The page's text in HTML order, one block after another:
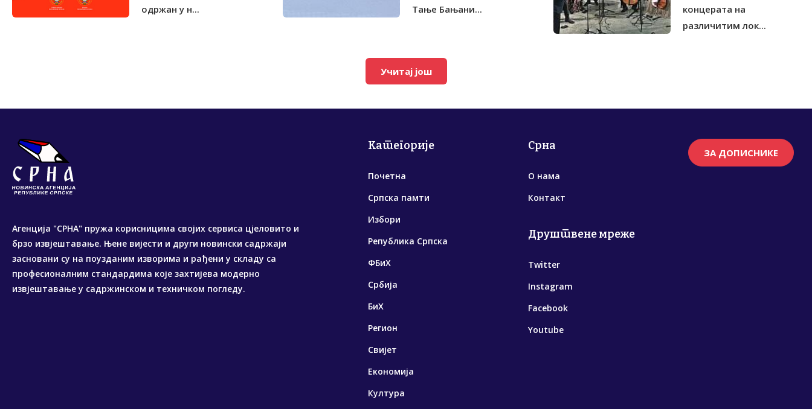
одржан у н...
Тање Бањани...
концерата на
различитим лок...
Учитај још
Агенција "СРНА" пружа корисницима својих сервиса цјеловито и
брзо извјештавање. Њене вијести и други новински садржаји
засновани су на поузданим изворима и рађени у складу са
професионалним стандардима које захтијева модерно
извјештавање у садржинском и техничком погледу.
Категорије
Почетна
Српска памти
Избори
Република Српска
ФБиХ
Србија
БиХ
Регион
Свијет
Економија
Култура
Срна
О нама
Контакт
Друштвене мреже
Twitter
Instagram
Facebook
Youtube
ЗА ДОПИСНИКЕ